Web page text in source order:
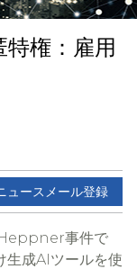
権：雇用
ュースメール登録
事件で
生成AIツールを使